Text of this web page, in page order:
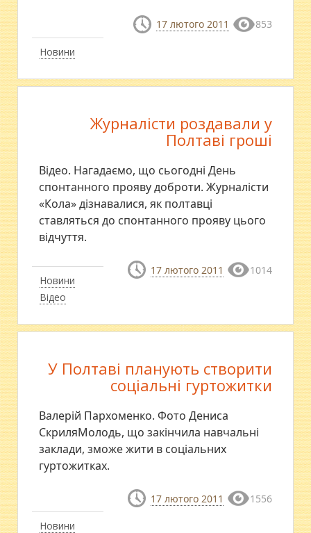
Новини
17 лютого 2011 853
Новини
Відео
Журналісти роздавали у
Полтаві гроші
Відео. Нагадаємо, що сьогодні День
спонтанного прояву доброти. Журналісти
«Кола» дізнавалися, як полтавці
ставляться до спонтанного прояву цього
відчуття.
17 лютого 2011 1014
Новини
У Полтаві планують створити
соціальні гуртожитки
Валерій Пархоменко. Фото Дениса
СкриляМолодь, що закінчила навчальні
заклади, зможе жити в соціальних
гуртожитках.
17 лютого 2011 1556